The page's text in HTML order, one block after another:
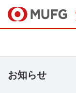
お知らせ